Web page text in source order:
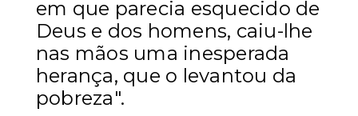
em que parecia esquecido de
Deus e dos homens, caiu-lhe
nas mãos uma inesperada
herança, que o levantou da
pobreza".